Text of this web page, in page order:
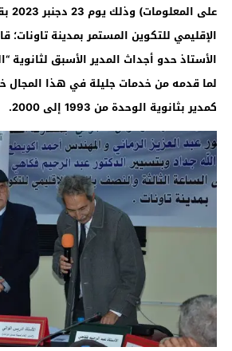
على
الإقليمي للتكوين المستمر بمدينة تاونات؛
الأستاذ حدو أجداث المدير الأسبق لثانوية
لما قدمه من خدمات جليلة في هذا المجال
كمدير بثانوية الوحدة من 1993 إلى 2000.